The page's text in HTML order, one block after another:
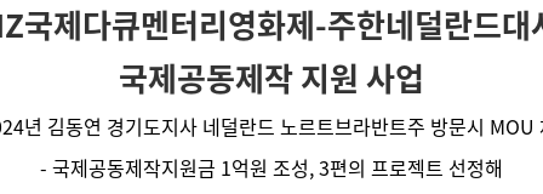
국제다큐멘터리영화제-주한네덜란드대
국제공동제작 지원 사업
년 김동연 경기도지사 네덜란드 노르트브라반트주 방문시 MOU
- 국제공동제작지원금 1억원 조성, 3편의 프로젝트 선정해